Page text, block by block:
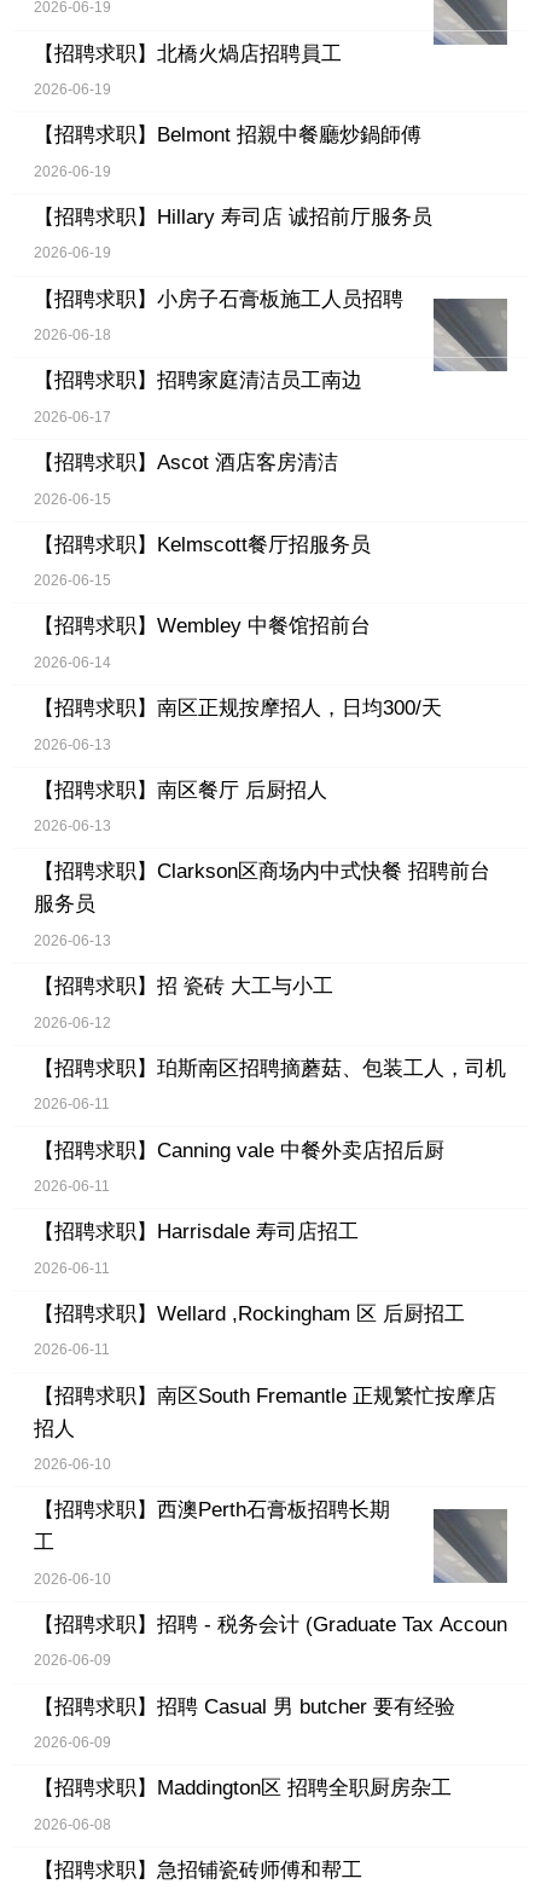
2026-06-19
【招聘求职】 北橋火煱店招聘員工
2026-06-19
【招聘求职】 Belmont 招親中餐廳炒鍋師傅
2026-06-19
【招聘求职】 Hillary 寿司店 诚招前厅服务员
2026-06-19
【招聘求职】 小房子石膏板施工人员招聘
2026-06-18
【招聘求职】 招聘家庭清洁员工南边
2026-06-17
【招聘求职】 Ascot 酒店客房清洁
2026-06-15
【招聘求职】 Kelmscott餐厅招服务员
2026-06-15
【招聘求职】 Wembley 中餐馆招前台
2026-06-14
【招聘求职】 南区正规按摩招人，日均300/天
2026-06-13
【招聘求职】 南区餐厅 后厨招人
2026-06-13
【招聘求职】 Clarkson区商场内中式快餐 招聘前台
服务员
2026-06-13
【招聘求职】 招 瓷砖 大工与小工
2026-06-12
【招聘求职】 珀斯南区招聘摘蘑菇、包装工人，司机
2026-06-11
【招聘求职】 Canning vale 中餐外卖店招后厨
2026-06-11
【招聘求职】 Harrisdale 寿司店招工
2026-06-11
【招聘求职】 Wellard ,Rockingham 区 后厨招工
2026-06-11
【招聘求职】 南区South Fremantle 正规繁忙按摩店
招人
2026-06-10
【招聘求职】 西澳Perth石膏板招聘长期
工
2026-06-10
【招聘求职】 招聘 - 税务会计 (Graduate Tax Accoun
2026-06-09
【招聘求职】 招聘 Casual 男 butcher 要有经验
2026-06-09
【招聘求职】 Maddington区 招聘全职厨房杂工
2026-06-08
【招聘求职】 急招铺瓷砖师傅和帮工